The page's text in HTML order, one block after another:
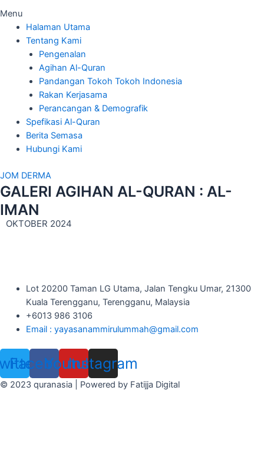
Menu
Halaman Utama
Tentang Kami
Pengenalan
Agihan Al-Quran
Pandangan Tokoh Tokoh Indonesia
Rakan Kerjasama
Perancangan & Demografik
Spefikasi Al-Quran
Berita Semasa
Hubungi Kami
JOM DERMA
GALERI AGIHAN AL-QURAN : AL-
IMAN
OKTOBER 2024
Lot 20200 Taman LG Utama, Jalan Tengku Umar, 21300
Kuala Terengganu, Terengganu, Malaysia
+6013 986 3106
Email : yayasanammirulummah@gmail.com
Facebook
Youtube
Instagram
© 2023 quranasia | Powered by Fatijja Digital